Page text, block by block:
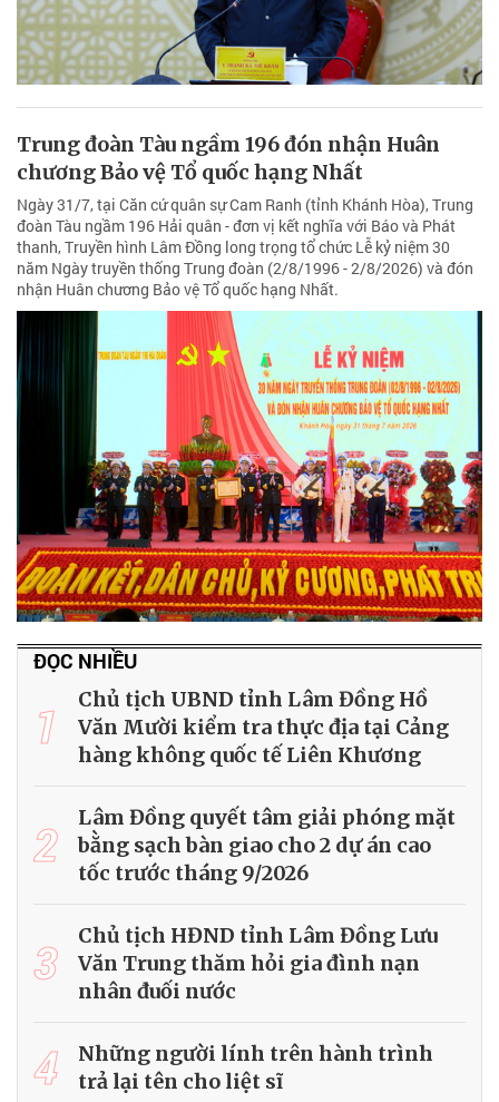
Trung đoàn Tàu ngầm 196 đón nhận Huân
chương Bảo vệ Tổ quốc hạng Nhất
Ngày 31/7, tại Căn cứ quân sự Cam Ranh (tỉnh Khánh Hòa), Trung
đoàn Tàu ngầm 196 Hải quân - đơn vị kết nghĩa với Báo và Phát
thanh, Truyền hình Lâm Đồng long trọng tổ chức Lễ kỷ niệm 30
năm Ngày truyền thống Trung đoàn (2/8/1996 - 2/8/2026) và đón
nhận Huân chương Bảo vệ Tổ quốc hạng Nhất.
ĐỌC NHIỀU
1
Chủ tịch UBND tỉnh Lâm Đồng Hồ
Văn Mười kiểm tra thực địa tại Cảng
hàng không quốc tế Liên Khương
2
Lâm Đồng quyết tâm giải phóng mặt
bằng sạch bàn giao cho 2 dự án cao
tốc trước tháng 9/2026
3
Chủ tịch HĐND tỉnh Lâm Đồng Lưu
Văn Trung thăm hỏi gia đình nạn
nhân đuối nước
4
Những người lính trên hành trình
trả lại tên cho liệt sĩ